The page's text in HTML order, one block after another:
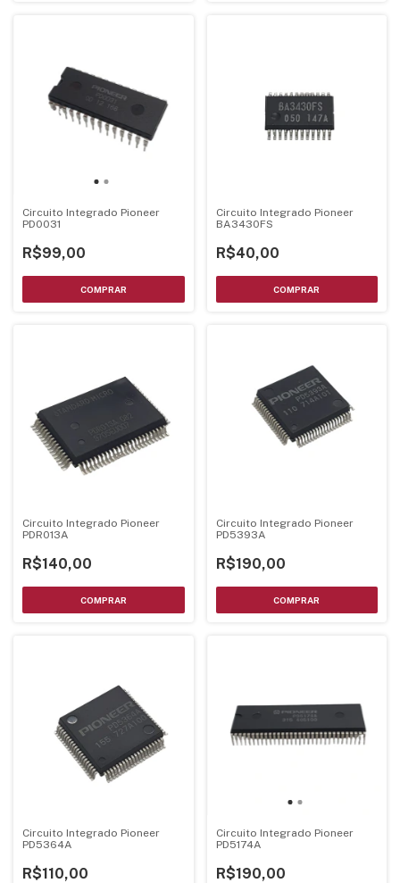
Circuito Integrado Pioneer
PD0031
R$99,00
Circuito Integrado Pioneer
BA3430FS
R$40,00
Circuito Integrado Pioneer
PDR013A
R$140,00
Circuito Integrado Pioneer
PD5393A
R$190,00
Circuito Integrado Pioneer
PD5364A
R$110,00
Circuito Integrado Pioneer
PD5174A
R$190,00